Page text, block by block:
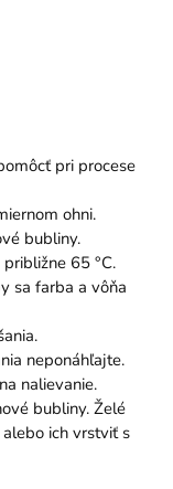
pri procese
ohni.
bubliny.
65 °C.
sa farba a vôňa
neponáhľajte.
nalievanie.
bubliny. Želé
ich vrstviť s